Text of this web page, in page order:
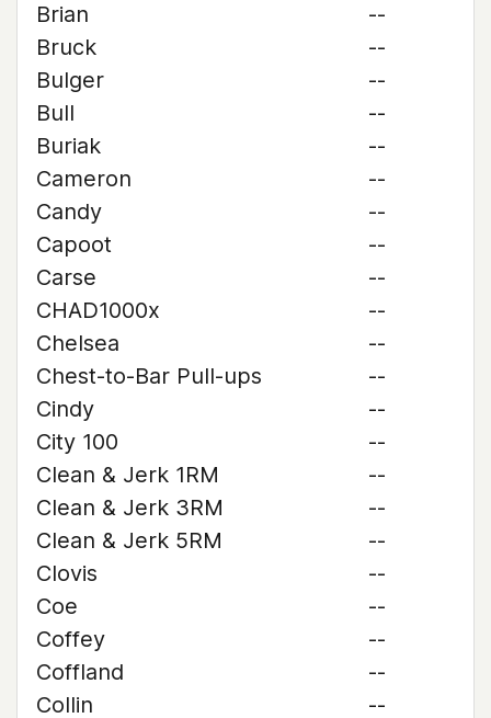
Brian
--
Bruck
--
Bulger
--
Bull
--
Buriak
--
Cameron
--
Candy
--
Capoot
--
Carse
--
CHAD1000x
--
Chelsea
--
Chest-to-Bar Pull-ups
--
Cindy
--
City 100
--
Clean & Jerk 1RM
--
Clean & Jerk 3RM
--
Clean & Jerk 5RM
--
Clovis
--
Coe
--
Coffey
--
Coffland
--
Collin
--